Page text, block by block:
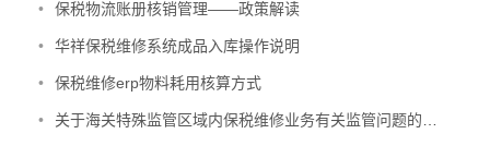
• 保税物流账册核销管理——政策解读
• 华祥保税维修系统成品入库操作说明
• 保税维修erp物料耗用核算方式
• 关于海关特殊监管区域内保税维修业务有关监管问题的公告（海关总署公告2015年第59号）